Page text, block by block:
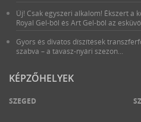
Új! Csak egyszeri alkalom! Ékszert a
Royal Gel-ből és Art Gel-ből az
Gyors és divatos díszítések
szabva – a tavasz-nyári szezon...
KÉPZŐHELYEK
SZEGED